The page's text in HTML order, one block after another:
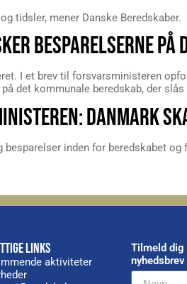
tidsler, mener Danske Beredskaber.
BESPARELSERNE PÅ
I et brev til forsvarsministeren
det kommunale beredskab, der
DANMARK
inden for beredskabet
LINKS
aktiviteter
Tilmeld dig
nyhedsbrev